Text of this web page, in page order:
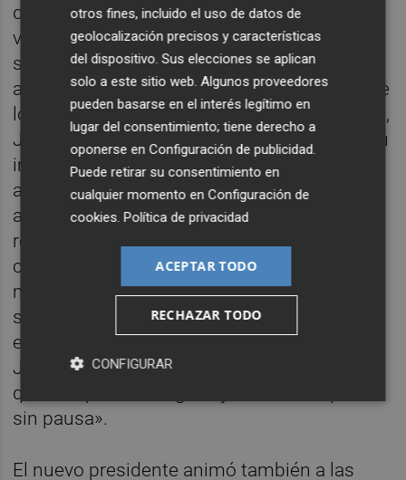
de cargos incorpora aAlexis Nadal
vicepresidente,Ignacio Llopiscomo
secretario yXavi Garcíacomo tesorero. La
asociación reconoció asimismo el trabajo de
los miembros salientes de la Junta Directiva,
José Bort y
Sergio Aguado, agradeciendo su
implicación y aportación al proyecto
asociativo. Francisco Vea destacó que
asume la presidencia «con ilusión,
responsabilidad y una clara voluntad de
continuidad»: «El proyecto de XarxaTec
mantiene intacta su hoja de ruta y
seguiremos desarrollando el plan
estratégico presentado a los socios. La
Junta mantiene su estructura principal, lo
que nos permite seguir ejecutando el plan
sin pausa».
El nuevo presidente animó también a las
otros fines, incluido el uso de datos de
geolocalización precisos y características
del dispositivo. Sus elecciones se aplican
solo a este sitio web. Algunos proveedores
pueden basarse en el interés legítimo en
lugar del consentimiento; tiene derecho a
oponerse enConfiguración de publicidad
Puede retirar su consentimiento en
cualquier momento enConfiguración de
cookies .Política de privacidad
ACEPTAR TODO
RECHAZAR TODO
CONFIGURAR